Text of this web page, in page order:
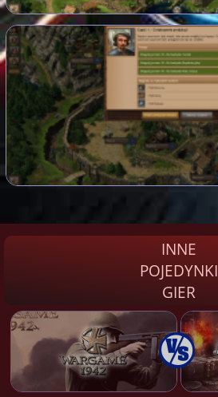
INNE
POJEDYNKI
GIER